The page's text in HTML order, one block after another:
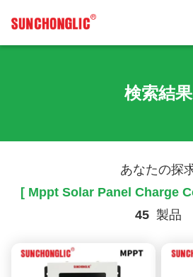
検索結果
あなたの探
[ Mppt Solar Panel Charge
45 製品